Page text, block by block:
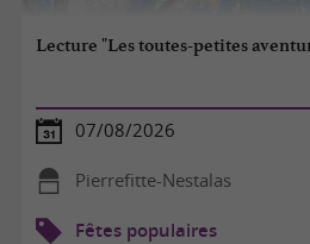
Lecture "Les toutes-petites
07/08/2026
Pierrefitte-Nestalas
Fêtes populaires